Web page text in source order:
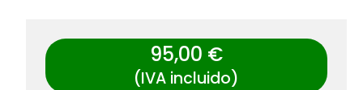
95,00 €
(IVA incluido)